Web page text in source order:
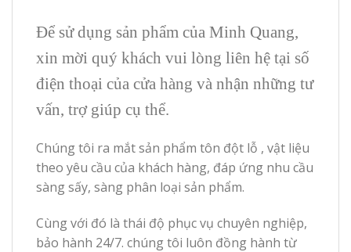
Để sử dụng sản phẩm của Minh Quang,
xin mời quý khách vui lòng liên hệ tại số
điện thoại của cửa hàng và nhận những tư
vấn, trợ giúp cụ thể.
Chúng tôi ra mắt sản phẩm tôn đột lỗ , vật liệu
theo yêu cầu của khách hàng, đáp ứng nhu cầu
sàng sấy, sàng phân loại sản phẩm.
Cùng với đó là thái độ phục vụ chuyên nghiệp,
bảo hành 24/7. chúng tôi luôn đồng hành từ